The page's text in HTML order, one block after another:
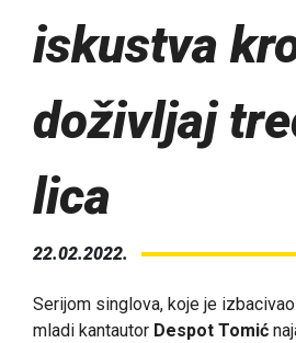
iskustva
doživljaj
lica
22.02.2022.
Serijom singlova, koje je
mladi kantautor Despot Tomić